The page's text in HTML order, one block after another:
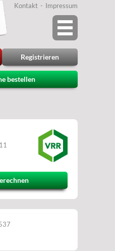
Registrieren
Kontakt Impressum
bestellen